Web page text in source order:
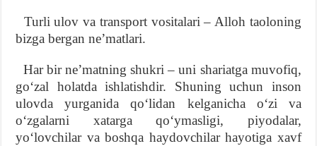
Turli ulov va transport vositalari – Alloh taoloning
bizga bergan neʼmatlari.
Har bir neʼmatning shukri – uni shariatga muvofiq,
goʻzal holatda ishlatishdir. Shuning uchun inson
ulovda yurganida qoʻlidan kelganicha oʻzi va
oʻzgalarni xatarga qoʻymasligi, piyodalar,
yoʻlovchilar va boshqa haydovchilar hayotiga xavf